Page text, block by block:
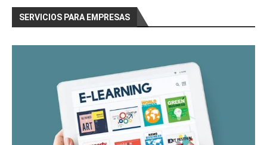
SERVICIOS PARA EMPRESAS